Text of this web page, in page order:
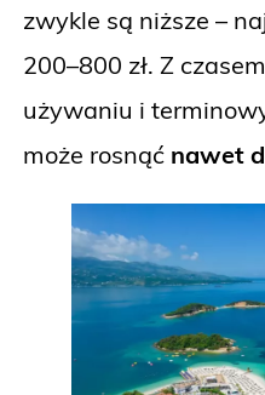
zwykle są niższe –
200–800 zł. Z
używaniu i
może rosnąć nawet